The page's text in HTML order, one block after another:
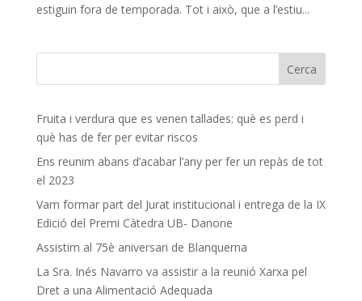
estiguin fora de temporada. Tot i això, que a l’estiu...
Fruita i verdura que es venen tallades: què es perd i
què has de fer per evitar riscos
Ens reunim abans d’acabar l’any per fer un repàs de tot
el 2023
Vam formar part del Jurat institucional i entrega de la IX
Edició del Premi Càtedra UB- Danone
Assistim al 75è aniversari de Blanquerna
La Sra. Inés Navarro va assistir a la reunió Xarxa pel
Dret a una Alimentació Adequada